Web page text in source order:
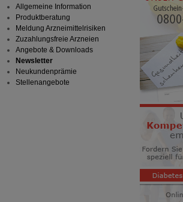
Allgemeine Information
Produktberatung
Meldung Arzneimittelrisiken
Zuzahlungsfreie Arzneien
Angebote & Downloads
Newsletter
Neukundenprämie
Stellenangebote